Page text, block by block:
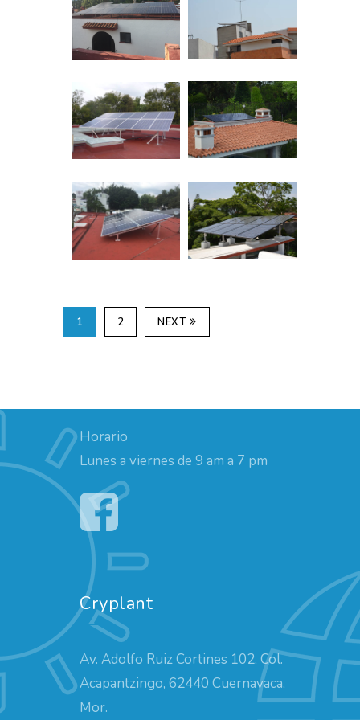
1 2 NEXT
Horario
Lunes a viernes de 9 am a 7 pm
Cryplant
Av. Adolfo Ruiz Cortines 102, Col.
Acapantzingo, 62440 Cuernavaca,
Mor.